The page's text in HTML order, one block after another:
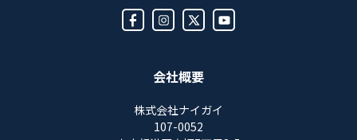
会社概要
株式会社ナイガイ
107-0052